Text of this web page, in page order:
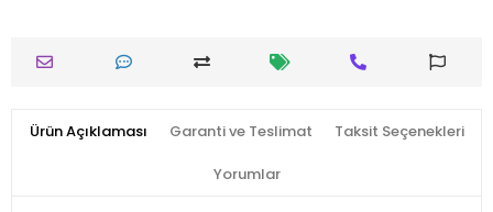
Ürün Açıklaması Garanti ve Teslimat Taksit Seçenekleri
Yorumlar